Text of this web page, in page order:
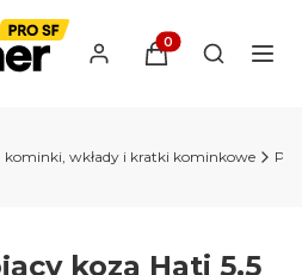
Produkty w
Otwórz
wkłady i kratki kominkowe
koza Hati 5,5